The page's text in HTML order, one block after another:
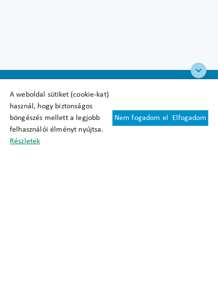
A weboldal sütiket (cookie-kat)
használ, hogy biztonságos
böngészés mellett a legjobb
felhasználói élményt nyújtsa.
Részletek
Nem fogadom el Elfogadom
Felhasználási feltételek